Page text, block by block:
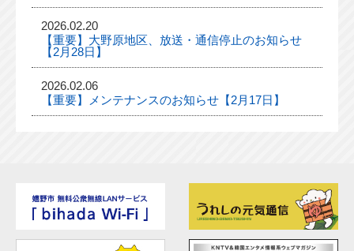
2026.02.20
【重要】大野原地区、放送・通信停止のお知らせ
【2月28日】
2026.02.06
【重要】メンテナンスのお知らせ【2月17日】